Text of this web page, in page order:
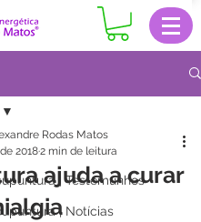
| Testemunhos
| Notícias
ajuda a curar
Rodas Matos
20182 min de leitura